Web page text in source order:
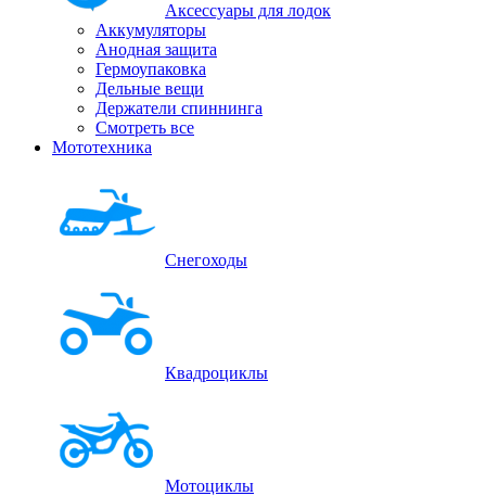
Аксессуары для лодок
Аккумуляторы
Анодная защита
Гермоупаковка
Дельные вещи
Держатели спиннинга
Смотреть все
Мототехника
Снегоходы
Квадроциклы
Мотоциклы